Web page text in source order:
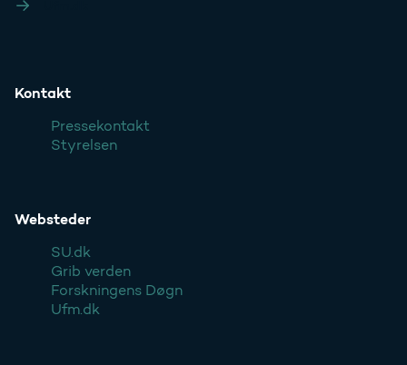
Kontakt
Pressekontakt
Styrelsen
Websteder
SU.dk
Grib verden
Forskningens Døgn
Ufm.dk